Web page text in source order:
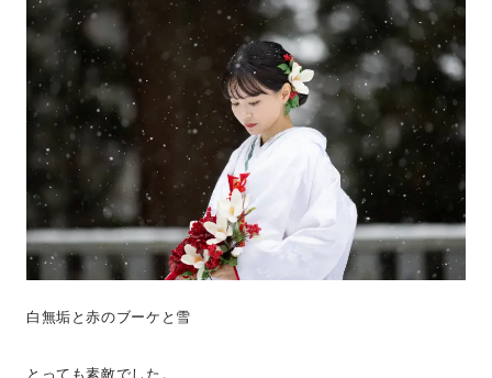
白無垢と赤のブーケと雪
とっても素敵でした。